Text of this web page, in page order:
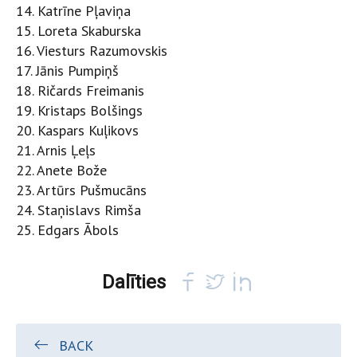
14. Katrīne Pļaviņa
15. Loreta Skaburska
16. Viesturs Razumovskis
17. Jānis Pumpiņš
18. Ričards Freimanis
19. Kristaps Bolšings
20. Kaspars Kuļikovs
21. Arnis Ļeļs
22. Anete Bože
23. Artūrs Pušmucāns
24. Staņislavs Rimša
25. Edgars Ābols
Dalīties
BACK